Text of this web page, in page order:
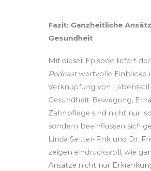
Fazit: Ganzheitliche
Gesundheit
Mit dieser Episode liefert der
Podcastwertvolle Einblicke
Verknüpfung von Lebensstil
Gesundheit. Bewegung,
Zahnpflege sind nicht nur
sondern beeinflussen sich
Linda Seitter-Fink und Dr.
zeigen eindrucksvoll, wie
Ansätze nicht nur